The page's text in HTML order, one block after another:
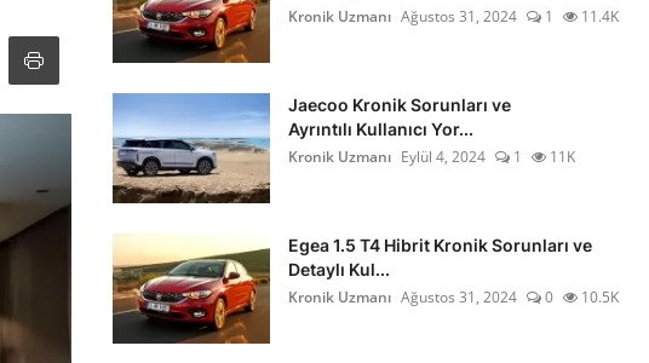
Kronik Uzmanı Ağustos 31, 2024 1 11.4K
Jaecoo Kronik Sorunları ve
Ayrıntılı Kullanıcı Yor...
Kronik Uzmanı Eylül 4, 2024 1 11K
Egea 1.5 T4 Hibrit Kronik Sorunları ve
Detaylı Kul...
Kronik Uzmanı Ağustos 31, 2024 0 10.5K